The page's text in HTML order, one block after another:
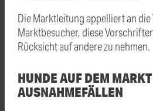
Die Marktleitung appelliert an
Marktbesucher, diese
Rücksicht auf andere zu nehmen.
HUNDE AUF DEM
AUSNAHMEFÄLLEN